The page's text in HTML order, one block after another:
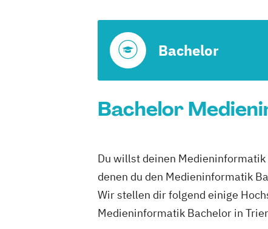
Bachelor
Bachelor
Du willst deinen
denen du den Medieninformatik
Wir stellen dir folgend einige
Medieninformatik Bachelor in